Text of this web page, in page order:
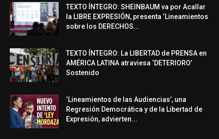
TEXTO ÍNTEGRO: SHEINBAUM va por Acallar
la LIBRE EXPRESIÓN, presenta ‘Lineamientos
sobre los DERECHOS...
TEXTO ÍNTEGRO: La LIBERTAD de PRENSA en
AMÉRICA LATINA atraviesa ‘DETERIORO’
Sostenido
‘Lineamientos de las Audiencias’, una
Regresión Democrática y de la Libertad de
Expresión, advierten...